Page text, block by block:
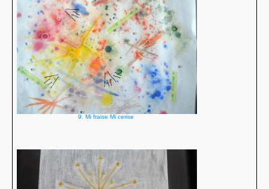
9. Mi fraise Mi cerise